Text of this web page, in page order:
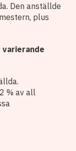
Den anställde
plus
% av all